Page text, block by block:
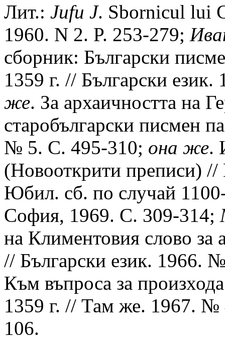
Лит.: Jufu J. Sbornicul lui
1960. N 2. P. 253-279;
сборник: Български
1359 г. // Български
же. За архаичността на
старобългарски писмен
№ 5. С. 495-310; она же.
(Новооткрити преписи)
Юбил. сб. по случай
София, 1969. С. 309-314;
на Климентовия слово за
// Български език. 1966.
Към въпроса за
1359 г. // Там же. 1967.
106.